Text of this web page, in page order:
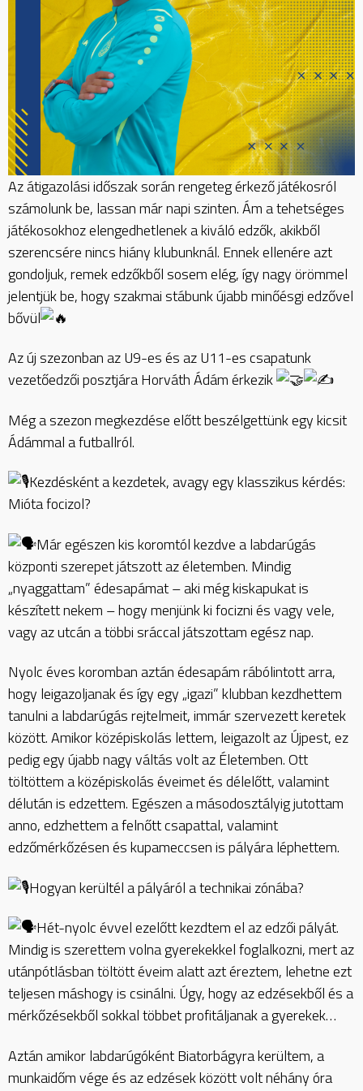
Az átigazolási időszak során rengeteg érkező játékosról
számolunk be, lassan már napi szinten. Ám a tehetséges
játékosokhoz elengedhetlenek a kiváló edzők, akikből
szerencsére nincs hiány klubunknál. Ennek ellenére azt
gondoljuk, remek edzőkből sosem elég, így nagy örömmel
jelentjük be, hogy szakmai stábunk újabb minőésgi edzővel
bővül
Az új szezonban az U9-es és az U11-es csapatunk
vezetőedzőiposztjára Horváth Ádám érkezik
Még a szezon megkezdése előtt beszélgettünk egy kicsit
Ádámmal a futballról.
Kezdésként a kezdetek, avagy egy klasszikus kérdés:
Mióta focizol?
Már egészen kis koromtól kezdve a labdarúgás
központi szerepet játszott az életemben. Mindig
„nyaggattam” édesapámat – aki még kiskapukat is
készített nekem – hogy menjünk ki focizni és vagy vele,
vagy az utcán a többi sráccal játszottam egész nap.
Nyolc éves koromban aztán édesapám rábólintott arra,
hogy leigazoljanak és így egy „igazi” klubban kezdhettem
tanulni a labdarúgás rejtelmeit, immár szervezett keretek
között. Amikor középiskolás lettem, leigazolt az Újpest, ez
pedig egy újabb nagy váltás volt az Életemben. Ott
töltöttem a középiskolás éveimet és délelőtt, valamint
délután is edzettem. Egészen a másodosztályig jutottam
anno, edzhettem a felnőtt csapattal, valamint
edzőmérkőzésen és kupameccsen is pályára léphettem.
Hogyan kerültél a pályáról a technikai zónába?
Hét-nyolc évvel ezelőtt kezdtem el az edzői pályát.
Mindig is szerettem volna gyerekekkel foglalkozni, mert az
utánpótlásban töltött éveim alatt azt éreztem, lehetne ezt
teljesen máshogy is csinálni. Úgy, hogy az edzésekből és a
mérkőzésekből sokkal többet profitáljanak a gyerekek…
Aztán amikor labdarúgóként Biatorbágyra kerültem, a
munkaidőm vége és az edzések között volt néhány óra